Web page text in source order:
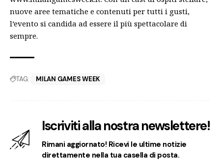
nuove aree tematiche e contenuti per tutti i gusti,
l’evento si candida ad essere il più spettacolare di
sempre.
TAG: MILAN GAMES WEEK
Iscriviti alla nostra newslettere!
Rimani aggiornato! Ricevi le ultime notizie
direttamente nella tua casella di posta.